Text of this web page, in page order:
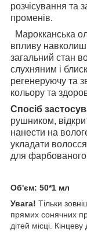
розчісування та
променів.
Марокканська
впливу
загальний стан
слухняним і
регенеруючу та
кольору та
Спосіб
рушником,
нанести на
укладати
для
Об'єм: 50*1 мл
Увага! Тільки
прямих сонячних
дітей місці. Кінцеву